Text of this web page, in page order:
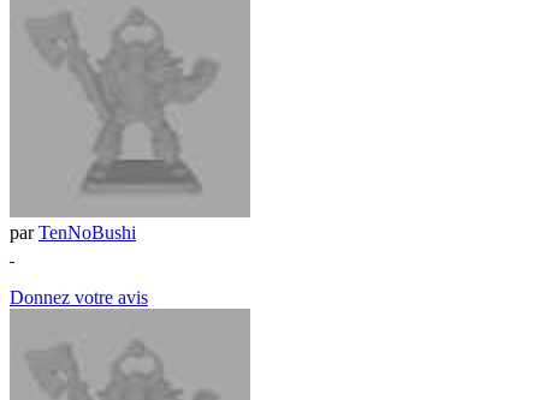
parTenNoBushi
Donnez votre avis